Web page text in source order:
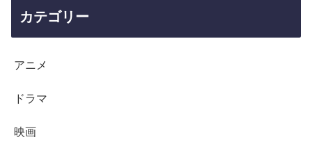
カテゴリー
アニメ
ドラマ
映画